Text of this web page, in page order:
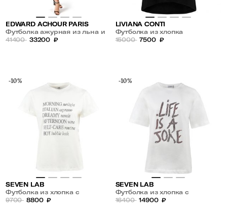
EDWARD ACHOUR PARIS
Футболка ажурная из льна и
шелка
41400 33200 ₽
LIVIANA CONTI
Футболка из хлопка
15000 7500 ₽
-10%
SEVEN LAB
Футболка из хлопка с
надписью из страз
9700 8800 ₽
-10%
SEVEN LAB
Футболка из хлопка с
надписью из страз
16400 14900 ₽